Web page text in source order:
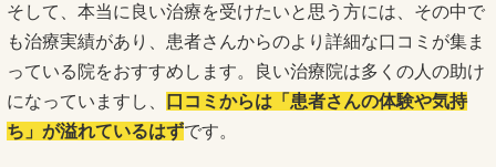
そして、本当に良い治療を受けたいと思う方には、その中で
も治療実績があり、患者さんからのより詳細な口コミが集ま
っている院をおすすめします。良い治療院は多くの人の助け
になっていますし、
口コミからは「患者さんの体験や気持
ち」が溢れているはずです。